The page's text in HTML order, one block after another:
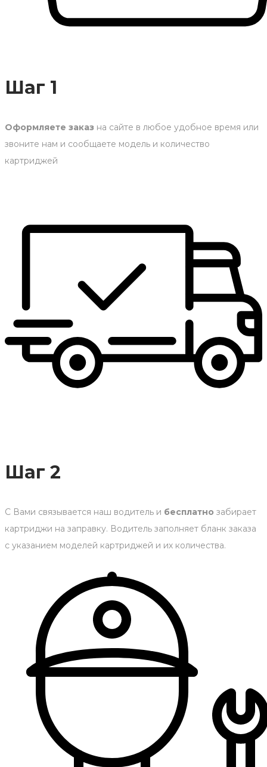
Шаг 1
Оформляете заказ на сайте в любое удобное время или
звоните нам и сообщаете модель и количество
картриджей
Шаг 2
С Вами связывается наш водитель и бесплатно забирает
картриджи на заправку. Водитель заполняет бланк заказа
с указанием моделей картриджей и их количества.